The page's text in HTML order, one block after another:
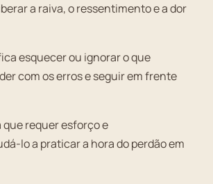
a raiva, o ressentimento e a dor
esquecer ou ignorar o que
com os erros e seguir em frente
requer esforço e
lo a praticar a hora do perdão em